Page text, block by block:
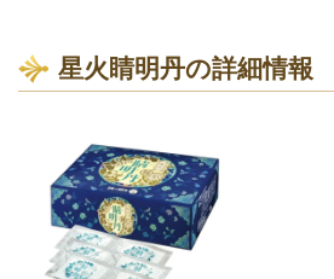
星火睛明丹の詳細情報